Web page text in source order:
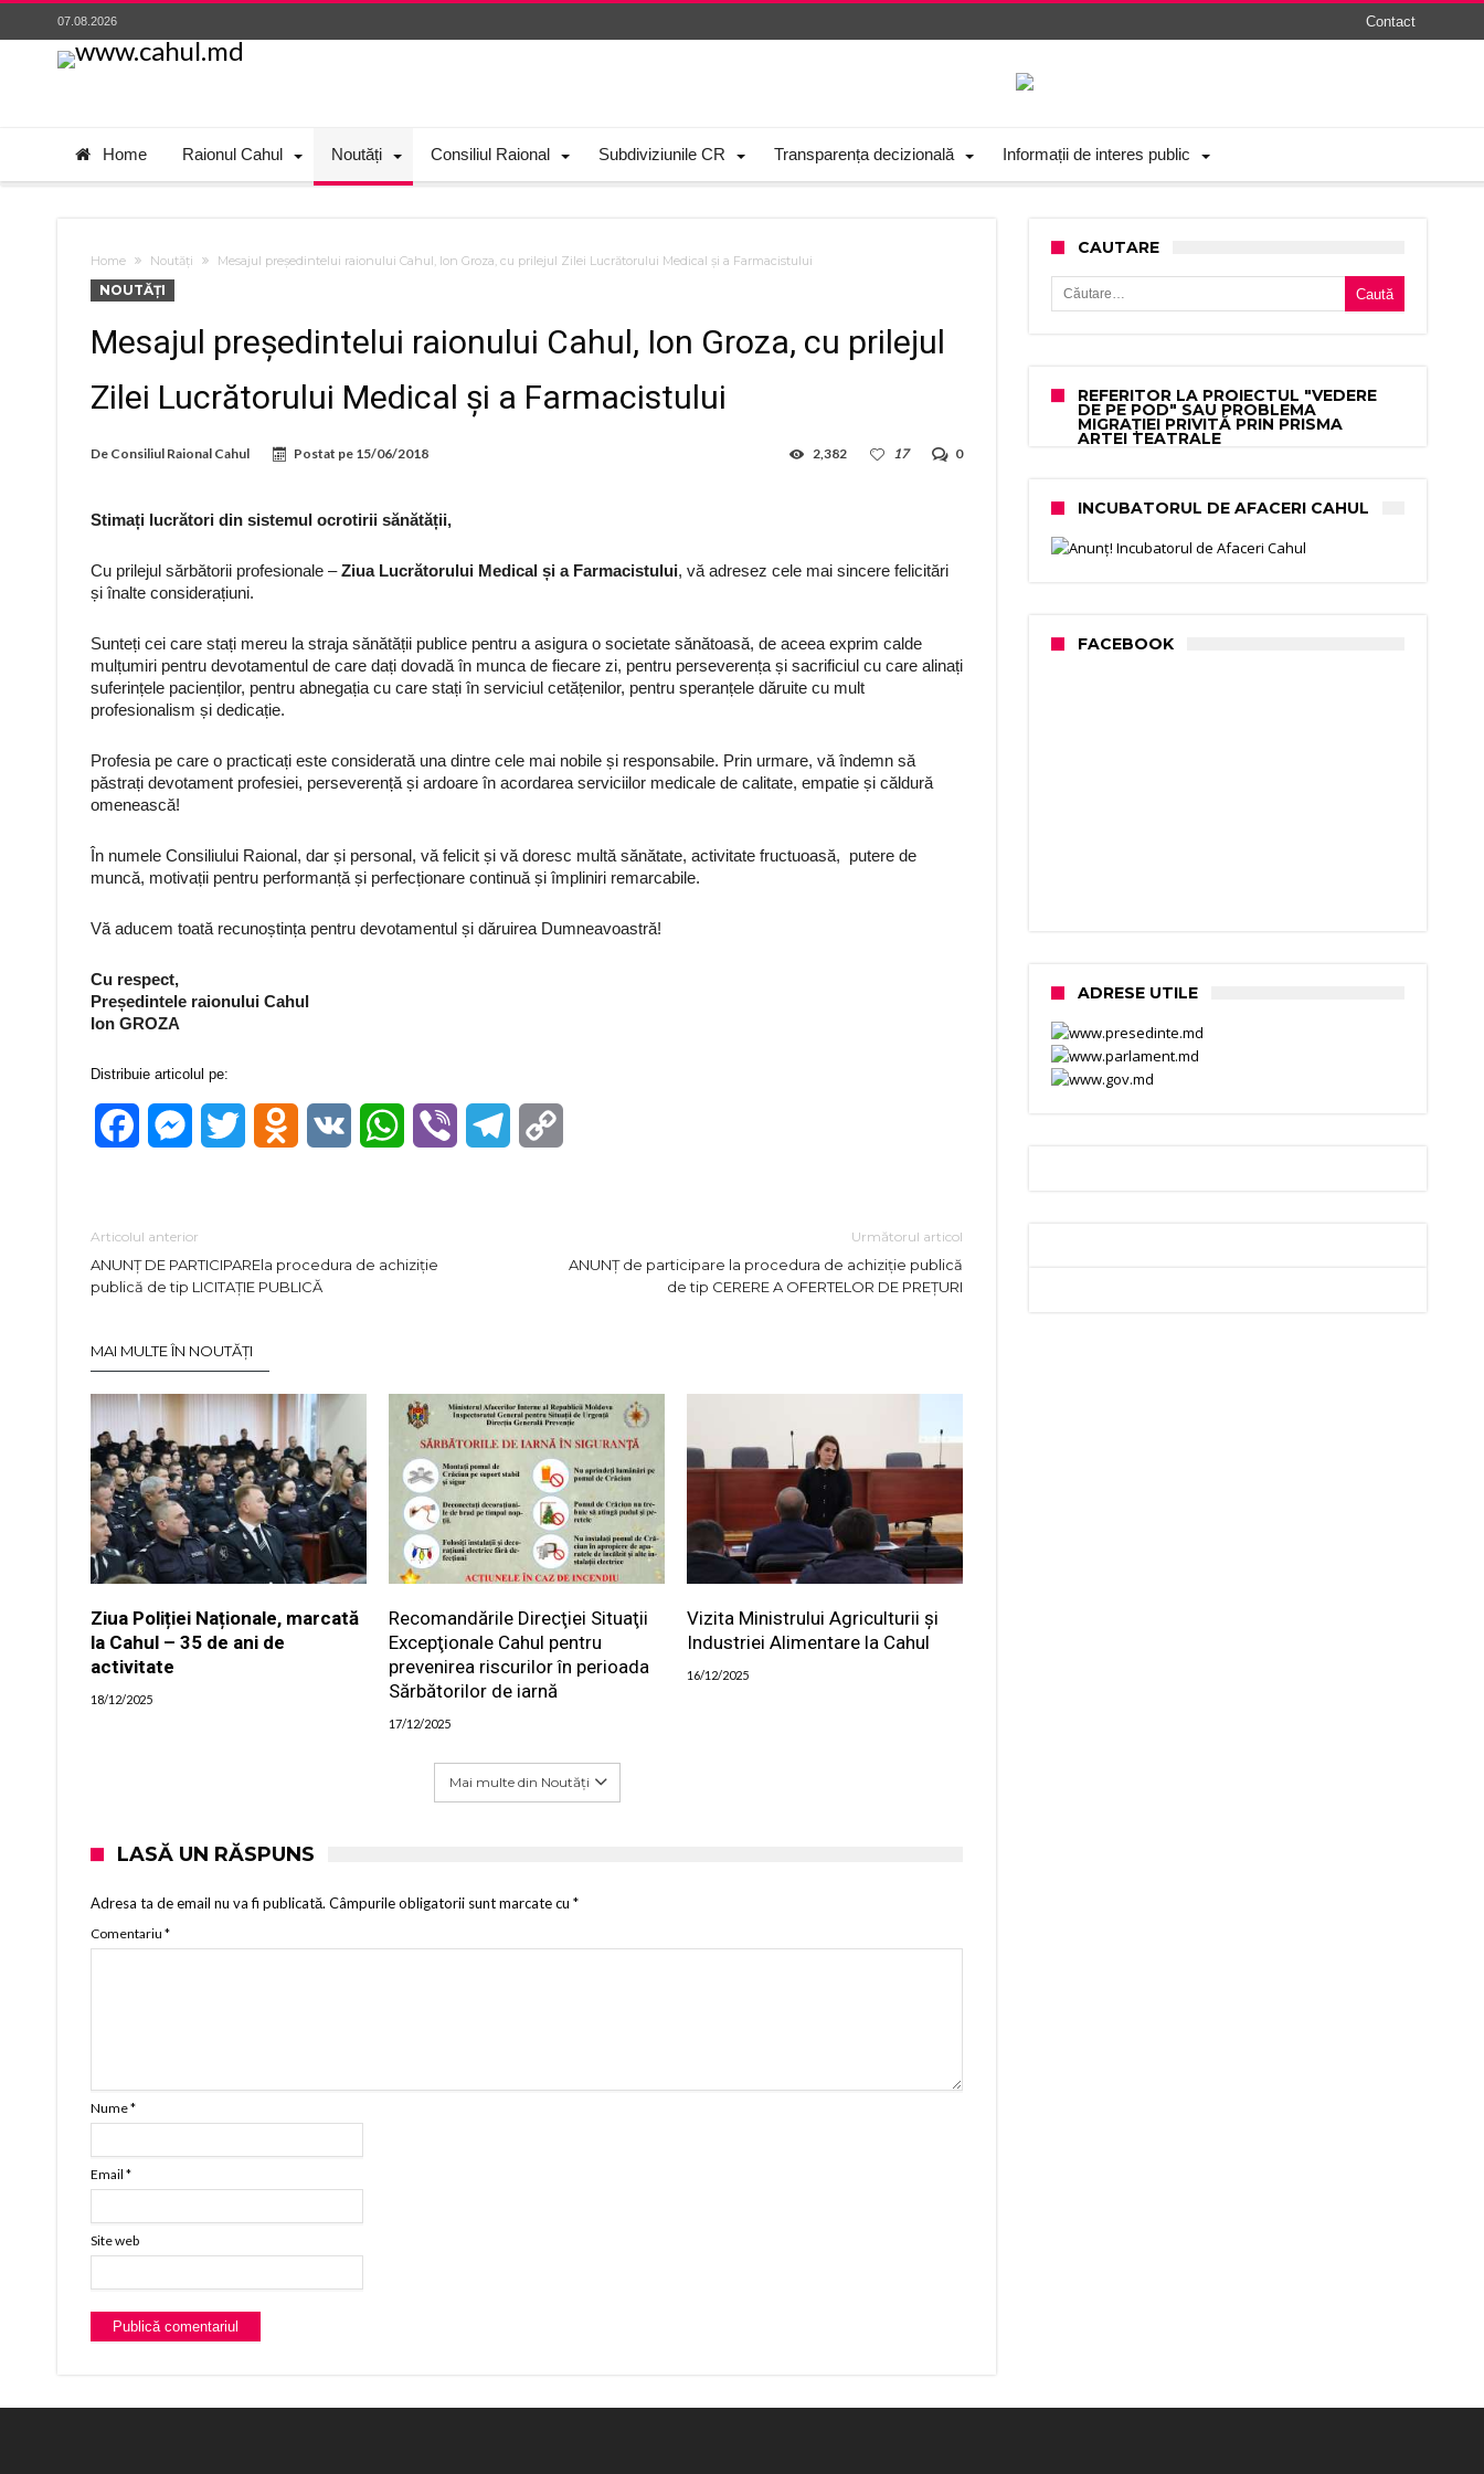
07.08.2026 Contact
Home Raionul Cahul Noutăți Consiliul Raional Subdiviziunile CR Transparența decizională Informații de interes public
Home Noutăți Mesajul președintelui raionului Cahul, Ion Groza, cu prilejul Zilei Lucrătorului Medical și a Farmacistului
NOUTĂȚI
Mesajul președintelui raionului Cahul, Ion Groza, cu prilejul
Zilei Lucrătorului Medical și a Farmacistului
De Consiliul Raional Cahul Postat pe 15/06/2018 0
17
2,382
Stimați lucrători din sistemul ocrotirii sănătății,
Cu prilejul sărbătorii profesionale –Ziua Lucrătorului Medical și a Farmacistului, vă adresez cele mai sincere felicitări
și înalte considerațiuni.
Sunteți cei care stați mereu la straja sănătății publice pentru a asigura o societate sănătoasă, de aceea exprim calde
mulțumiri pentru devotamentul de care dați dovadă în munca de fiecare zi, pentru perseverența și sacrificiul cu care alinați
suferințele pacienților, pentru abnegația cu care stați în serviciul cetățenilor, pentru speranțele dăruite cu mult
profesionalism și dedicație.
Profesia pe care o practicați este considerată una dintre cele mai nobile și responsabile. Prin urmare, vă îndemn să
păstrați devotament profesiei, perseverență și ardoare în acordarea serviciilor medicale de calitate, empatie și căldură
omenească!
În numele Consiliului Raional, dar și personal, vă felicit și vă doresc multă sănătate, activitate fructuoasă, putere de
muncă, motivații pentru performanță și perfecționare continuă și împliniri remarcabile.
Vă aducem toată recunoștința pentru devotamentul și dăruirea Dumneavoastră!
Cu respect,
Președintele raionului Cahul
Ion GROZA
Distribuie articolul pe:
FacebookMessenger
Twitter Odnoklassniki
VK WhatsApp
Viber Telegram
Articolul anterior
ANUNȚ DE PARTICIPAREla procedura de achiziție
publică de tip LICITAŢIE PUBLICĂ
Următorul articol
ANUNȚ de participare la procedura de achiziție publică
de tip CERERE A OFERTELOR DE PREȚURI
MAI MULTE ÎN NOUTĂȚI
Ziua Poliției Naționale, marcată
la Cahul – 35 de ani de
activitate
18/12/2025
Recomandările Direcţiei Situaţii
Excepţionale Cahul pentru
prevenirea riscurilor în perioada
Sărbătorilor de iarnă
17/12/2025
Vizita Ministrului Agriculturii și
Industriei Alimentare la Cahul
16/12/2025
Mai multe din Noutăți
LASĂ UN RĂSPUNS
Adresa ta de email nu va fi publicată. Câmpurile obligatorii sunt marcate cu *
Comentariu *
Nume*
Email *
Site web
CAUTARE
Caută după:
REFERITOR LA PROIECTUL "VEDERE
DE PE POD" SAU PROBLEMA
MIGRAȚIEI PRIVITĂ PRIN PRISMA
ARTEI TEATRALE
INCUBATORUL DE AFACERI CAHUL
FACEBOOK
ADRESE UTILE